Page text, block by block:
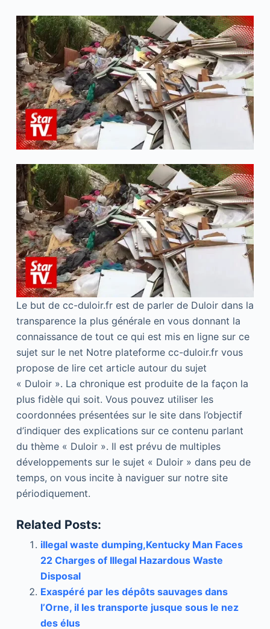
Le but de cc-duloir.fr est de parler de Duloir dans la
transparence la plus générale en vous donnant la
connaissance de tout ce qui est mis en ligne sur ce
sujet sur le net Notre plateforme cc-duloir.fr vous
propose de lire cet article autour du sujet
« Duloir ». La chronique est produite de la façon la
plus fidèle qui soit. Vous pouvez utiliser les
coordonnées présentées sur le site dans l’objectif
d’indiquer des explications sur ce contenu parlant
du thème « Duloir ». Il est prévu de multiples
développements sur le sujet « Duloir » dans peu de
temps, on vous incite à naviguer sur notre site
périodiquement.
Related Posts:
illegal waste dumping,Kentucky Man Faces
22 Charges of Illegal Hazardous Waste
Disposal
Exaspéré par les dépôts sauvages dans
l’Orne, il les transporte jusque sous le nez
des élus